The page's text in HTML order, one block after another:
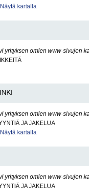
Näytä kartalla
yrityksen omien www-sivujen
yrityksen omien www-sivujen
JA JAKELUA
Näytä kartalla
yrityksen omien www-sivujen
JA JAKELUA